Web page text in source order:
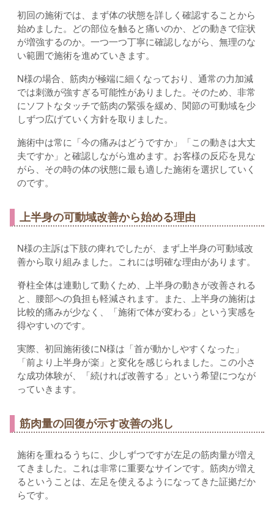
初回の施術では、まず体の状態を詳しく確認することから
始めました。どの部位を触ると痛いのか、どの動きで症状
が増強するのか。一つ一つ丁寧に確認しながら、無理のな
い範囲で施術を進めていきます。
N様の場合、筋肉が極端に細くなっており、通常の力加減
では刺激が強すぎる可能性がありました。そのため、非常
にソフトなタッチで筋肉の緊張を緩め、関節の可動域を少
しずつ広げていく方針を取りました。
施術中は常に「今の痛みはどうですか」「この動きは大丈
夫ですか」と確認しながら進めます。お客様の反応を見な
がら、その時の体の状態に最も適した施術を選択していく
のです。
上半身の可動域改善から始める理由
N様の主訴は下肢の痺れでしたが、まず上半身の可動域改
善から取り組みました。これには明確な理由があります。
脊柱全体は連動して動くため、上半身の動きが改善される
と、腰部への負担も軽減されます。また、上半身の施術は
比較的痛みが少なく、「施術で体が変わる」という実感を
得やすいのです。
実際、初回施術後にN様は「首が動かしやすくなった」
「前より上半身が楽」と変化を感じられました。この小さ
な成功体験が、「続ければ改善する」という希望につなが
っていきます。
筋肉量の回復が示す改善の兆し
施術を重ねるうちに、少しずつですが左足の筋肉量が増え
てきました。これは非常に重要なサインです。筋肉が増え
るということは、左足を使えるようになってきた証拠だか
らです。